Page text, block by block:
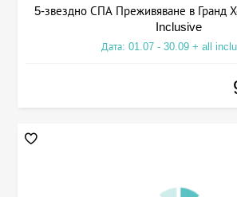
5-звездно СПА Преживяване в Гранд
Inclusive
Дата: 01.07 - 30.09 + all